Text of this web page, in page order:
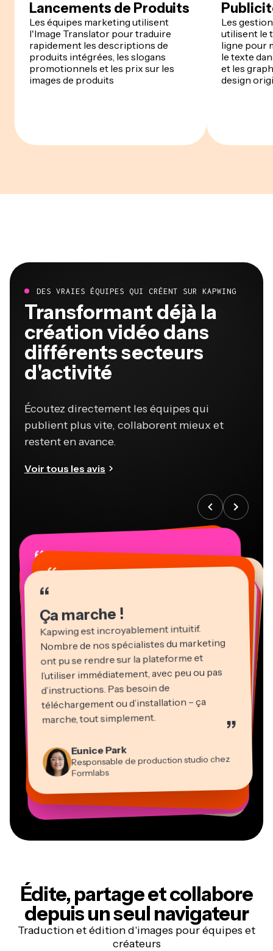
Lancements de Produits
Les équipes marketing utilisent
l'Image Translator pour traduire
rapidement les descriptions de
produits intégrées, les slogans
promotionnels et les prix sur les
images de produits
Les
utilisent le
ligne pour
le texte
et les
design
DES VRAIES ÉQUIPES QUI CRÉENT SUR KAPWING
Transformant déjà la
création vidéo dans
différents secteurs
d'activité
Écoutez directement les équipes qui
publient plus vite, collaborent mieux et
restent en avance.
Voir tous les avis
“
Ça marche !
Kapwing est incroyablement intuitif.
Nombre de nos spécialistes du marketing
ont pu se rendre sur la plateforme et
l’utiliser immédiatement, avec peu ou pas
d’instructions. Pas besoin de
téléchargement ou d’installation – ça
marche, tout simplement. ”
Eunice Park
Responsable de production studio chez
Formlabs
“
Vannesia Darby
PDG de MOXIE Nashville
“
Grant Taleck
Cofondateur d’AuthentIQMarketing.com
Panos Papagapiou
Directeur associé chez EPATHLON
“
Kerry-lee Farla
Youtubeur
Gracie Peng
Directeur du contenu
“
Martin James
Éditeur vidéo
Heidi Rae
Pédagogie
“
Consultant
“
Mitch Rawlings
Freelance en services d’information
“
Dina Segovia
Travailleur en freelance virtuel
Édite, partage et collabore
depuis un seul navigateur
Traduction et édition d'images pour équipes et
créateurs